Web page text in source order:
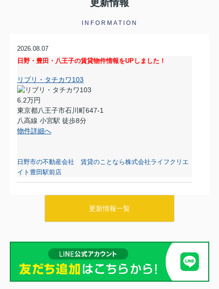
更新情報
INFORMATION
2026.08.07
日野・豊田・八王子の賃貸物件情報をUPしました！
リブリ・タチカワ103
6.2万円
東京都八王子市石川町647-1
八高線 小宮駅 徒歩8分
物件詳細へ
日野市の不動産会社 賃貸のことなら株式会社ライフクリエ
イト豊田駅前店
日野・豊田・八王子の賃貸物件情報をUPしました！
マーベリー石川205
7.8万円
東京都八王子市石川町984-1
中央線 日野駅 徒歩26分
物件詳細へ
更新情報一覧